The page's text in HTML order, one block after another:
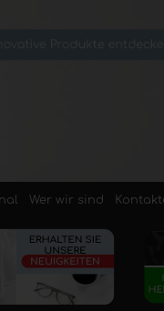
Wer wir sind